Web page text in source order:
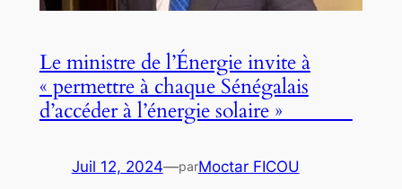
Le ministre de l’Énergie invite à
« permettre à chaque Sénégalais
d’accéder à l’énergie solaire »
Juil 12, 2024—parMoctar FICOU